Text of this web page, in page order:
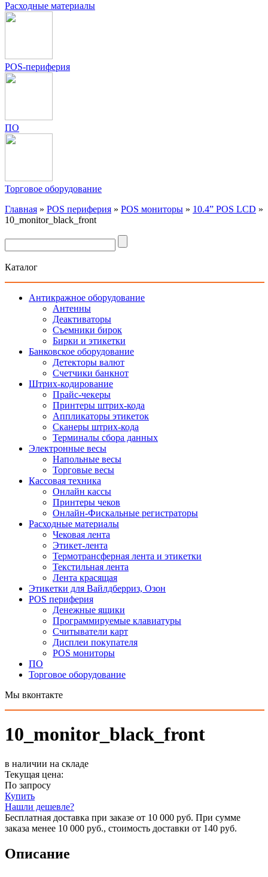
Расходные материалы
POS-периферия
ПО
Торговое оборудование
Главная » POS периферия » POS мониторы » 10.4” POS LCD »
10_monitor_black_front
Каталог
Антикражное оборудование
Антенны
Деактиваторы
Съемники бирок
Бирки и этикетки
Банковское оборудование
Детекторы валют
Счетчики банкнот
Штрих-кодирование
Прайс-чекеры
Принтеры штрих-кода
Аппликаторы этикеток
Сканеры штрих-кода
Терминалы сбора данных
Электронные весы
Напольные весы
Торговые весы
Кассовая техника
Онлайн кассы
Принтеры чеков
Онлайн-Фискальные регистраторы
Расходные материалы
Чековая лента
Этикет-лента
Термотрансферная лента и этикетки
Текстильная лента
Лента красящая
Этикетки для Вайлдберриз, Озон
POS периферия
Денежные ящики
Программируемые клавиатуры
Считыватели карт
Дисплеи покупателя
POS мониторы
ПО
Торговое оборудование
Мы вконтакте
10_monitor_black_front
в наличии на складе
Текущая цена:
По запросу
Купить
Нашли дешевле?
Бесплатная доставка при заказе от 10 000 руб. При сумме
заказа менее 10 000 руб., стоимость доставки от 140 руб.
Описание